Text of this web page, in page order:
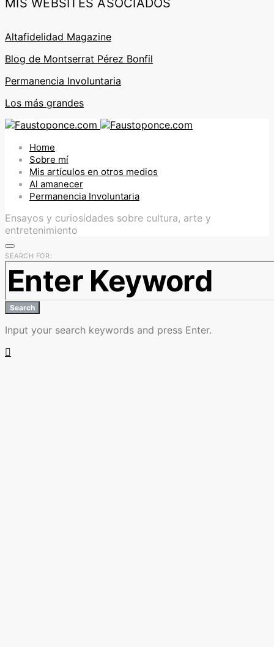
Altafidelidad Magazine
Blog de Montserrat Pérez Bonfil
Permanencia Involuntaria
Los más grandes
Home
Sobre mí
Mis artículos en otros medios
Al amanecer
Permanencia Involuntaria
Ensayos y curiosidades sobre cultura, arte y
entretenimiento
SEARCH FOR:
Search
Input your search keywords and press Enter.